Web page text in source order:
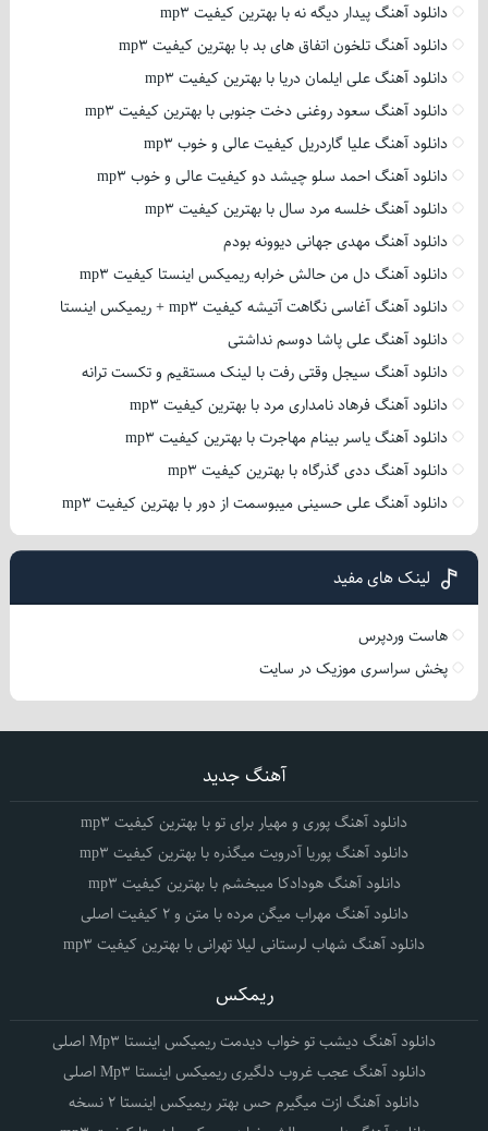
دانلود آهنگ پیدار دیگه نه با بهترین کیفیت mp3
دانلود آهنگ تلخون اتفاق های بد با بهترین کیفیت mp3
دانلود آهنگ علی ایلمان دریا با بهترین کیفیت mp3
دانلود آهنگ سعود روغنی دخت جنوبی با بهترین کیفیت mp3
دانلود آهنگ علیا گاردریل کیفیت عالی و خوب mp3
دانلود آهنگ احمد سلو چیشد دو کیفیت عالی و خوب mp3
دانلود آهنگ خلسه مرد سال با بهترین کیفیت mp3
دانلود آهنگ مهدی جهانی دیوونه بودم
دانلود آهنگ دل من حالش خرابه ریمیکس اینستا کیفیت mp3
دانلود آهنگ آغاسی نگاهت آتیشه کیفیت mp3 + ریمیکس اینستا
دانلود آهنگ علی پاشا دوسم نداشتی
دانلود آهنگ سیجل وقتی رفت با لینک مستقیم و تکست ترانه
دانلود آهنگ فرهاد نامداری مرد با بهترین کیفیت mp3
دانلود آهنگ یاسر بینام مهاجرت با بهترین کیفیت mp3
دانلود آهنگ ددی گذرگاه با بهترین کیفیت mp3
دانلود آهنگ علی حسینی میبوسمت از دور با بهترین کیفیت mp3
لینک های مفید
هاست وردپرس
پخش سراسری موزیک در سایت
آهنگ جدید
دانلود آهنگ پوری و مهیار برای تو با بهترین کیفیت mp3
دانلود آهنگ پوریا آدرویت میگذره با بهترین کیفیت mp3
دانلود آهنگ هودادکا میبخشم با بهترین کیفیت mp3
دانلود آهنگ مهراب میگن مرده با متن و 2 کیفیت اصلی
دانلود آهنگ شهاب لرستانی لیلا تهرانی با بهترین کیفیت mp3
ریمکس
دانلود آهنگ دیشب تو خواب دیدمت ریمیکس اینستا Mp3 اصلی
دانلود آهنگ عجب غروب دلگیری ریمیکس اینستا Mp3 اصلی
دانلود آهنگ ازت میگیرم حس بهتر ریمیکس اینستا 2 نسخه